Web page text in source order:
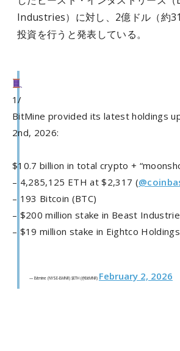
Industries）に対し、2億ドル（約
投資を行うと発表している。
1/
BitMine provided its latest holdings
2nd, 2026:
$10.7 billion in total crypto +
– 4,285,125 ETH at $2,317 (
– 193 Bitcoin (BTC)
– $200 million stake in Beast
– $19 million stake in Eightco
— Bitmine (NYSE-BMNR) $ETH (@BitMNR) February 2, 2026